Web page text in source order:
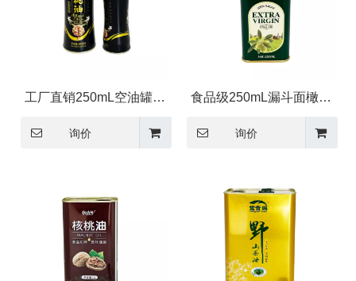
工厂直销250mL空油罐子
500mL山茶油马口铁罐包
装
询价
食品级250mL漏斗面橄榄
油马口铁罐包装
询价